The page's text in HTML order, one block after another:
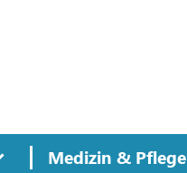
Medizin & Pflege